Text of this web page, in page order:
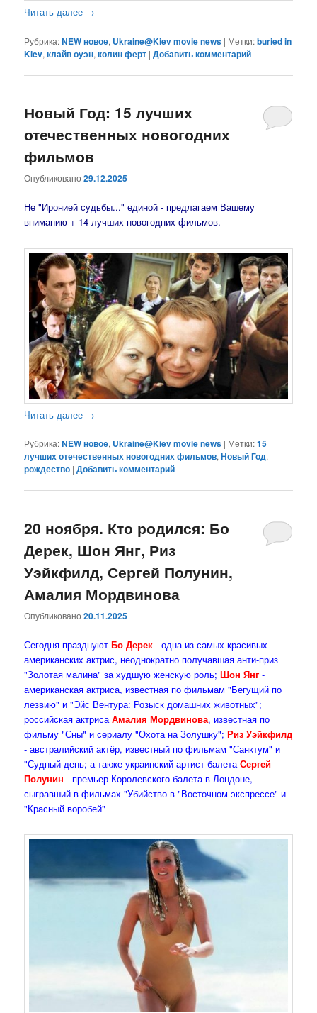
Читать далее →
Рубрика:NEW новое, Ukraine@Kiev movie news | Метки:buried in
Kiev,клайв оуэн,колин ферт |Добавить комментарий
Новый Год: 15 лучших
отечественных новогодних
фильмов
Опубликовано29.12.2025
Не "Иронией судьбы..." единой - предлагаем Вашему
вниманию + 14 лучших новогодних фильмов.
Читать далее →
Рубрика:NEW новое, Ukraine@Kiev movie news | Метки:15
лучших отечественных новогодних фильмов,Новый Год,
рождество |Добавить комментарий
20 ноября. Кто родился: Бо
Дерек, Шон Янг, Риз
Уэйкфилд, Сергей Полунин,
Амалия Мордвинова
Опубликовано20.11.2025
Сегодня празднуютБо Дерек - одна из самых красивых
американских актрис, неоднократно получавшая анти-приз
"Золотая малина" за худшую женскую роль;Шон Янг -
американская актриса, известная по фильмам "Бегущий по
лезвию" и "Эйс Вентура: Розыск домашних животных";
российская актрисаАмалия Мордвинова, известная по
фильму "Сны" и сериалу "Охота на Золушку";Риз Уэйкфилд
- австралийский актёр, известный по фильмам "Санктум" и
"Судный день; а также украинский артист балетаСергей
Полунин - премьер Королевского балета в Лондоне,
сыгравший в фильмах "Убийство в "Восточном экспрессе" и
"Красный воробей"